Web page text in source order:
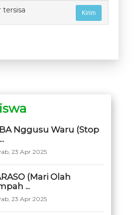
tersisa
Nggusu Waru (Stop
23 Apr 2025
(Mari Olah
...
23 Apr 2025